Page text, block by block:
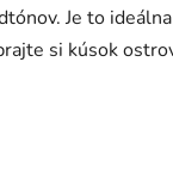
Je to
si kúsok